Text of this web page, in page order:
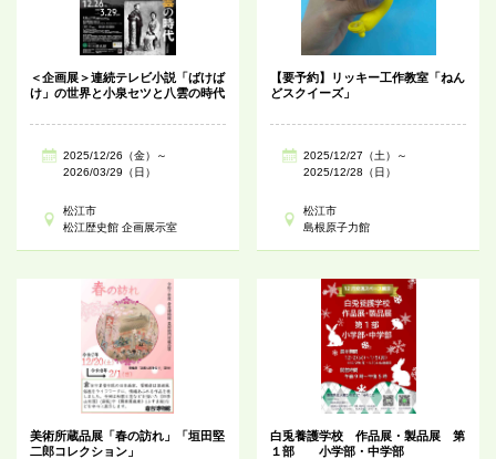
＜企画展＞連続テレビ小説「ばけば
け」の世界と小泉セツと八雲の時代
2025/12/26（金）～
2026/03/29（日）
松江市
松江歴史館 企画展示室
【要予約】リッキー工作教室「ねん
どスクイーズ」
2025/12/27（土）～
2025/12/28（日）
松江市
島根原子力館
美術所蔵品展「春の訪れ」「垣田堅
二郎コレクション」
白兎養護学校 作品展・製品展 第
１部 小学部・中学部